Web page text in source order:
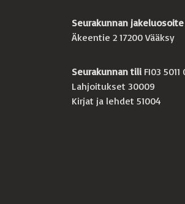
Seurakunnan jakeluosoite
Äkeentie 2 17200 Vääksy
Seurakunnan tili FI03
Lahjoitukset 30009
Kirjat ja lehdet 51004